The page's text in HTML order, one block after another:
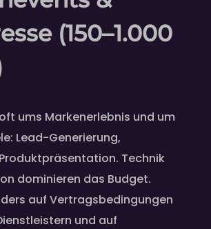
(150–1.000
ums Markenerlebnis und um
Lead-Generierung,
Technik
dominieren das Budget.
auf Vertragsbedingungen
und auf